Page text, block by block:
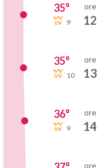
35°
9
ore
12
35°
10
ore
13
36°
9
ore
14
ore